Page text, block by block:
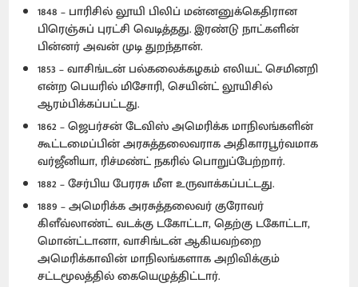
1848 – பாரிசில் லூயி பிலிப் மன்னனுக்கெதிரான
பிரெஞ்சுப் புரட்சி வெடித்தது. இரண்டு நாட்களின்
பின்னர் அவன் முடி துறந்தான்.
1853 – வாசிங்டன் பல்கலைக்கழகம் எலியட் செமினறி
என்ற பெயரில் மிசோரி, செயின்ட் லூயிசில்
ஆரம்பிக்கப்பட்டது.
1862 – ஜெபர்சன் டேவிஸ் அமெரிக்க மாநிலங்களின்
கூட்டமைப்பின் அரசுத்தலைவராக அதிகாரபூர்வமாக
வர்ஜீனியா, ரிச்மண்ட் நகரில் பொறுப்பேற்றார்.
1882 – சேர்பிய பேரரசு மீள உருவாக்கப்பட்டது.
1889 – அமெரிக்க அரசுத்தலைவர் குரோவர்
கிளீவ்லாண்ட் வடக்கு டகோட்டா, தெற்கு டகோட்டா,
மொன்ட்டானா, வாசிங்டன் ஆகியவற்றை
அமெரிக்காவின் மாநிலங்களாக அறிவிக்கும்
சட்டமூலத்தில் கையெழுத்திட்டார்.